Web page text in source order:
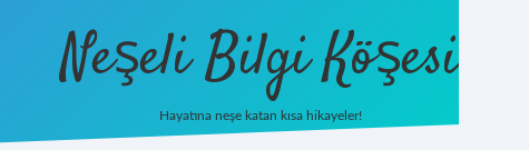
Neşeli Bilgi Köşesi
Hayatına neşe katan kısa hikayeler!